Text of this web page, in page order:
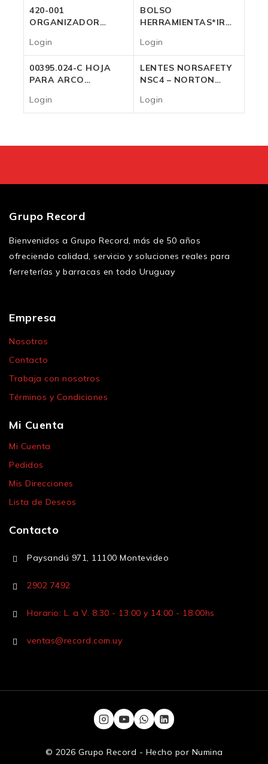
420-001
ORGANIZADOR
Login
BOLSO
HERRAMIENTAS*IRWIN
Login
00395.024-C HOJA
PARA ARCO
Login
LENTES NORSAFETY
NSC4 – NORTON
Login
Grupo Record
Bienvenidos a Grupo Record, más de 50 años
ofreciendo calidad, servicio y soluciones reales para
ferreterías y barracas en todo Uruguay
Empresa
Nosotros
Contacto
Trabaja con nosotros
Términos y Condiciones
Mi Cuenta
Mi Cuenta
Pedidos
Mis Direcciones
Lista de Deseos
Contacto
Paysandú 971, 11100 Montevideo
2902 7492
Horario: L. a V. 8:30 - 13:00 y 14:00 - 18:00hs
ventas@record.com.uy
© 2026 Grupo Record - Hecho por Numina